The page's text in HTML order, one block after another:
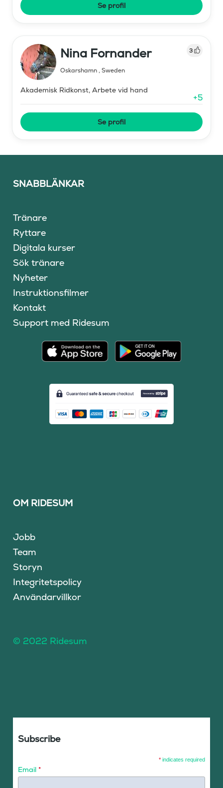
Se profil
Nina Fornander 3
Oskarshamn, Sweden
Akademisk Ridkonst, Arbete vid hand
+5
Se profil
SNABBLÄNKAR
Tränare
Ryttare
Digitala kurser
Sök tränare
Nyheter
Instruktionsfilmer
Kontakt
Support med Ridesum
OM RIDESUM
Jobb
Team
Storyn
Integritetspolicy
Användarvillkor
© 2022 Ridesum
Subscribe
* indicates required
Email *